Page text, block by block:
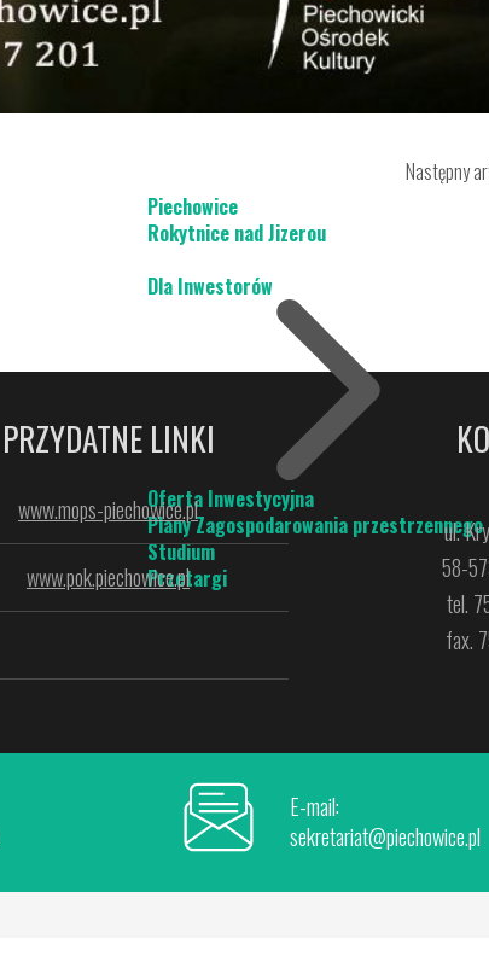
Piechowice
Rokytnice nad Jizerou
Dla Inwestorów
Oferta Inwestycyjna
Plany Zagospodarowania przestrzennego
Studium
Przetargi
Następny
PRZYDATNE LINKI
www.mops-piechowice.pl
www.pok.piechowice.pl
ul.
58-
tel.
fax.
E-mail:
sekretariat@piechowice.pl